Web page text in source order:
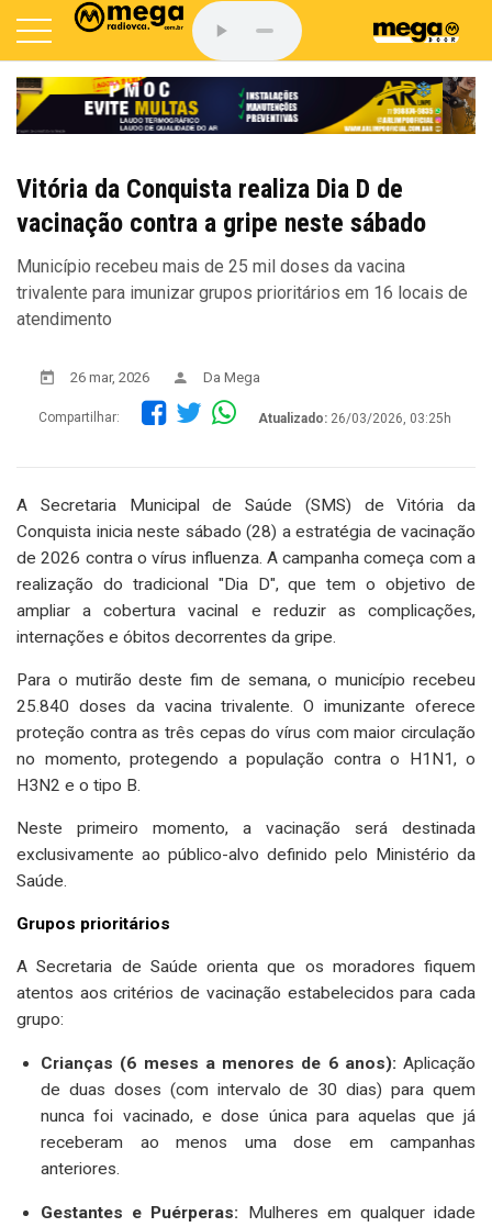
Vitória da Conquista realiza Dia D de
vacinação contra a gripe neste sábado
Município recebeu mais de 25 mil doses da vacina
trivalente para imunizar grupos prioritários em 16 locais de
atendimento
26 mar, 2026 Da Mega
Compartilhar: Atualizado: 26/03/2026, 03:25h
A Secretaria Municipal de Saúde (SMS) de Vitória da
Conquista inicia neste sábado (28) a estratégia de vacinação
de 2026 contra o vírus influenza. A campanha começa com a
realização do tradicional "Dia D", que tem o objetivo de
ampliar a cobertura vacinal e reduzir as complicações,
internações e óbitos decorrentes da gripe.
Para o mutirão deste fim de semana, o município recebeu
25.840 doses da vacina trivalente. O imunizante oferece
proteção contra as três cepas do vírus com maior circulação
no momento, protegendo a população contra o H1N1, o
H3N2 e o tipo B.
Neste primeiro momento, a vacinação será destinada
exclusivamente ao público-alvo definido pelo Ministério da
Saúde.
Grupos prioritários
A Secretaria de Saúde orienta que os moradores fiquem
atentos aos critérios de vacinação estabelecidos para cada
grupo:
Crianças (6 meses a menores de 6 anos): Aplicação
de duas doses (com intervalo de 30 dias) para quem
nunca foi vacinado, e dose única para aquelas que já
receberam ao menos uma dose em campanhas
anteriores.
Gestantes e Puérperas: Mulheres em qualquer idade